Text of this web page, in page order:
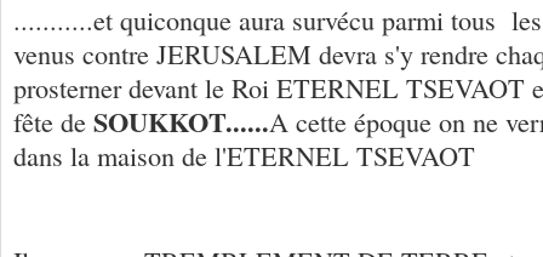
...........et quiconque aura survécu parmi tous
venus contre JERUSALEM devra s'y rendre
prosterner devant le Roi ETERNEL TSEVAOT
fête de SOUKKOT......A cette époque on ne
dans la maison de l'ETERNEL TSEVAOT